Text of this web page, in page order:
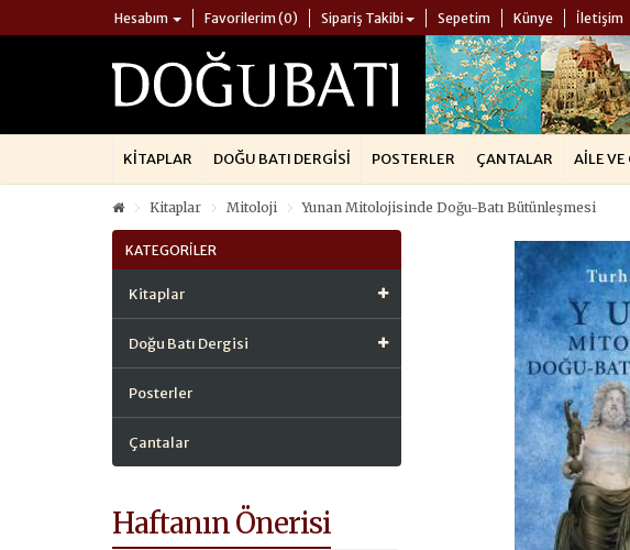
Hesabım Favorilerim (0) Sipariş Takibi Sepetim Künye İletişim
KITAPLAR DOĞU BATI DERGISI POSTERLER ÇANTALAR AILE VE
Kitaplar Mitoloji Yunan Mitolojisinde Doğu-Batı Bütünleşmesi
KATEGORILER
Kitaplar
Doğu Batı Dergisi
Posterler
Çantalar
Haftanın Önerisi